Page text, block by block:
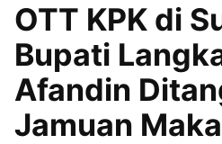
OTT KPK di
Bupati
Afandin
Jamuan